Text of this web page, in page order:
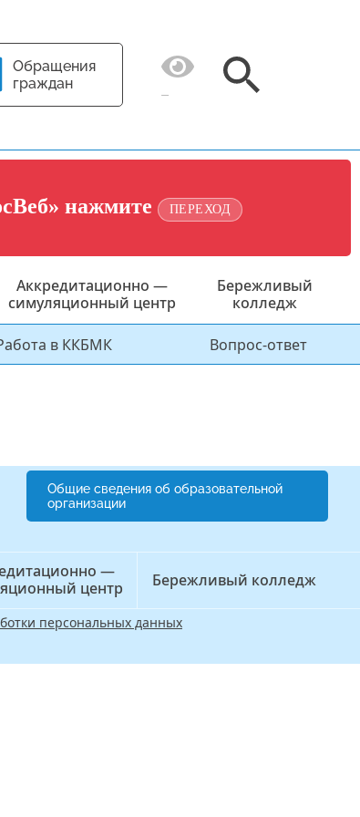
Обращения
граждан
нажмите ПЕРЕХОД
Аккредитационно —
симуляционный центр
Бережливый
колледж
в ККБМК Вопрос-ответ
Общие сведения об образовательной
организации
—
центр
Бережливый колледж
персональных данных